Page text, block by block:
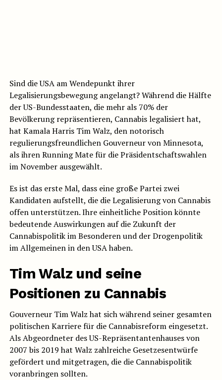
Sind die USA am Wendepunkt ihrer
Legalisierungsbewegung angelangt? Während die Hälfte
der US-Bundesstaaten, die mehr als 70% der
Bevölkerung repräsentieren, Cannabis legalisiert hat,
hat Kamala Harris Tim Walz, den notorisch
regulierungsfreundlichen Gouverneur von Minnesota,
als ihren Running Mate für die Präsidentschaftswahlen
im November ausgewählt.
Es ist das erste Mal, dass eine große Partei zwei
Kandidaten aufstellt, die die Legalisierung von Cannabis
offen unterstützen. Ihre einheitliche Position könnte
bedeutende Auswirkungen auf die Zukunft der
Cannabispolitik im Besonderen und der Drogenpolitik
im Allgemeinen in den USA haben.
Tim Walz und seine
Positionen zu Cannabis
Gouverneur Tim Walz hat sich während seiner gesamten
politischen Karriere für die Cannabisreform eingesetzt.
Als Abgeordneter des US-Repräsentantenhauses von
2007 bis 2019 hat Walz zahlreiche Gesetzesentwürfe
gefördert und mitgetragen, die die Cannabispolitik
voranbringen sollten.